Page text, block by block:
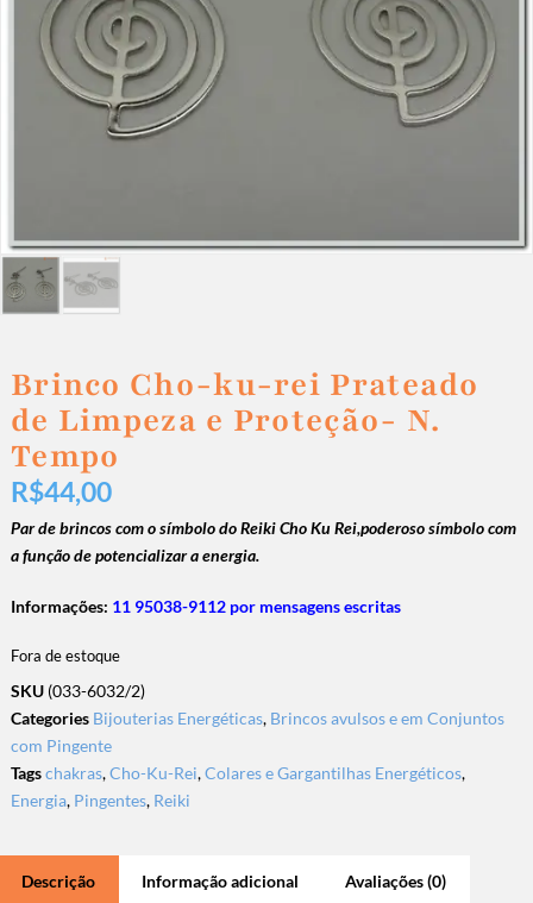
Brinco Cho-ku-rei Prateado
de Limpeza e Proteção- N.
Tempo
R$44,00
Par de brincos com o símbolo do Reiki Cho Ku Rei,poderoso símbolo com
a função de potencializar a energia.
Informações: 11 95038-9112 por mensagens escritas
Fora de estoque
SKU (033-6032/2)
Categories Bijouterias Energéticas, Brincos avulsos e em Conjuntos
com Pingente
Tagschakras,Cho-Ku-Rei,Colares e Gargantilhas Energéticos,
Energia, Pingentes, Reiki
Descrição Informação adicional Avaliações (0)